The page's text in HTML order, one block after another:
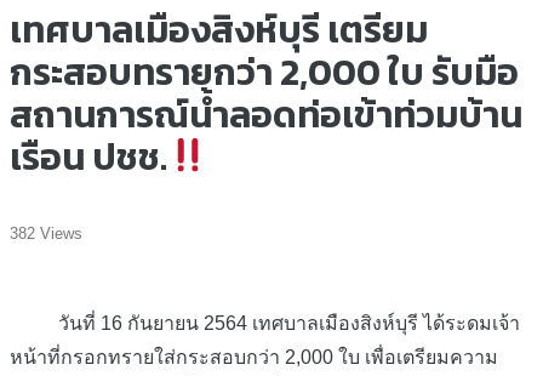
เทศบาลเมืองสิงห์บุรี เตรียม
กระสอบทรายกว่า 2,000 ใบ รับมือ
สถานการณ์น้ำลอดท่อเข้าท่วมบ้าน
เรือน ปชช.
382 Views
วันที่ 16 กันยายน 2564 เทศบาลเมืองสิงห์บุรี ได้ระดมเจ้า
หน้าที่กรอกทรายใส่กระสอบกว่า 2,000 ใบ เพื่อเตรียมความ